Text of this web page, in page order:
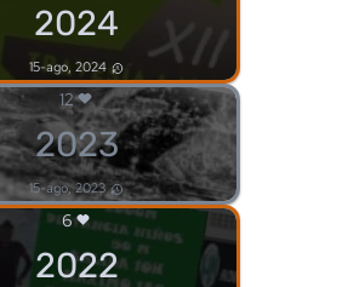
2024
15-ago, 2024
12
2023
15-ago, 2023
6
2022